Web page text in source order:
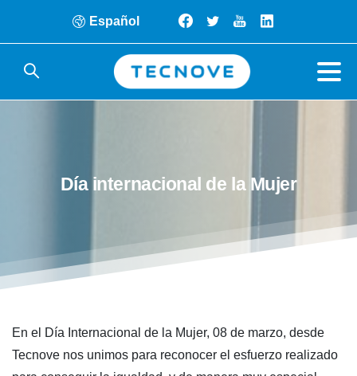
Español
Día internacional de la Mujer
En el Día Internacional de la Mujer, 08 de marzo, desde
Tecnove nos unimos para reconocer el esfuerzo realizado